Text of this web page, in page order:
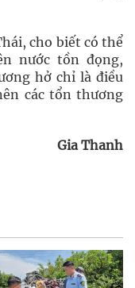
cho biết có thể
nước tồn đọng,
hở chỉ là điều
các tổn thương
Gia Thanh